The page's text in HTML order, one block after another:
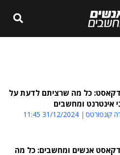
כל מה שרציתם לדעת על
אינטרנט ומחשבים
קונפורטס 31/12/2024 11:45
אנשים ומחשבים: כל מה